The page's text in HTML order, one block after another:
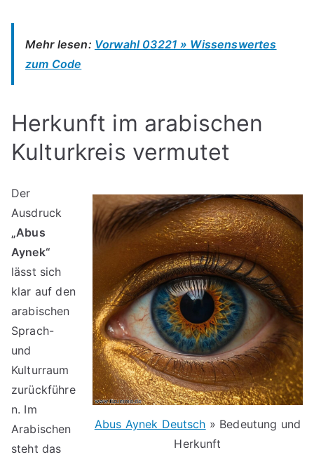
Mehr lesen: Vorwahl 03221 » Wissenswertes
zum Code
Herkunft im arabischen
Kulturkreis vermutet
Abus Aynek Deutsch » Bedeutung und
Herkunft
Der
Ausdruck
„Abus
Aynek“
lässt sich
klar auf den
arabischen
Sprach-
und
Kulturraum
zurückführe
n. Im
Arabischen
steht das